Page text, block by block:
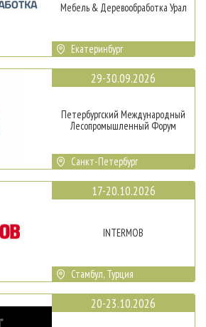
Мебель & Деревообработка Урал
Екатеринбург
29-30.09.2026
Петербургский Международный
Лесопромышленный Форум
Санкт-Петербург
17-20.10.2026
INTERMOB
Стамбул, Турция
20-23.10.2026